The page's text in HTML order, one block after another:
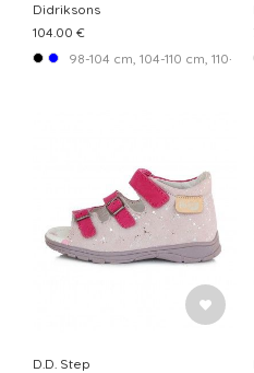
Didriksons
104.00 €
98-104 cm, 104-110 cm, 110-
D.D. Step